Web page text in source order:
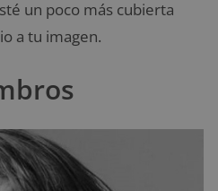
un poco más cubierta
a tu imagen.